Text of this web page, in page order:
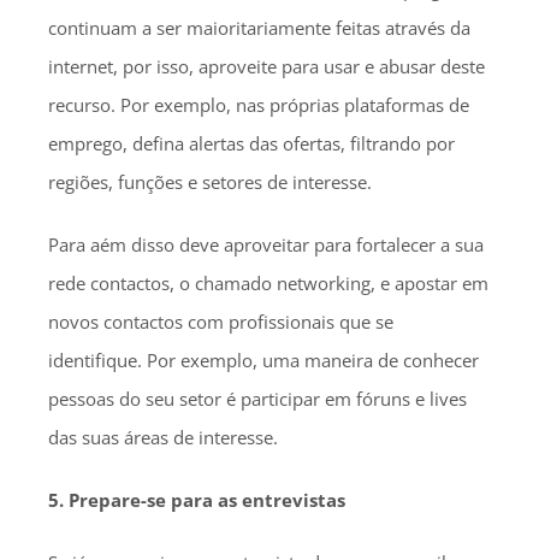
continuam a ser maioritariamente feitas através da
internet, por isso, aproveite para usar e abusar deste
recurso. Por exemplo, nas próprias plataformas de
emprego, defina alertas das ofertas, filtrando por
regiões, funções e setores de interesse.
Para aém disso deve aproveitar para fortalecer a sua
rede contactos, o chamado networking, e apostar em
novos contactos com profissionais que se
identifique. Por exemplo, uma maneira de conhecer
pessoas do seu setor é participar em fóruns e lives
das suas áreas de interesse.
5. Prepare-se para as entrevistas